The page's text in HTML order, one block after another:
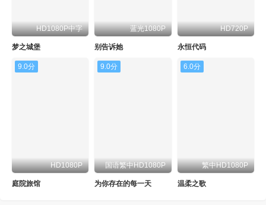
HD1080P中字
梦之城堡
蓝光1080P
别告诉她
HD720P
永恒代码
9.0分
HD1080P
庭院旅馆
9.0分
国语繁中HD1080P
为你存在的每一天
6.0分
繁中HD1080P
温柔之歌